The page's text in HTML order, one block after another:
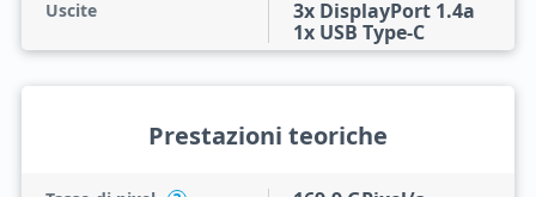
Uscite
3x DisplayPort 1.4a
1x USB Type-C
Prestazioni teoriche